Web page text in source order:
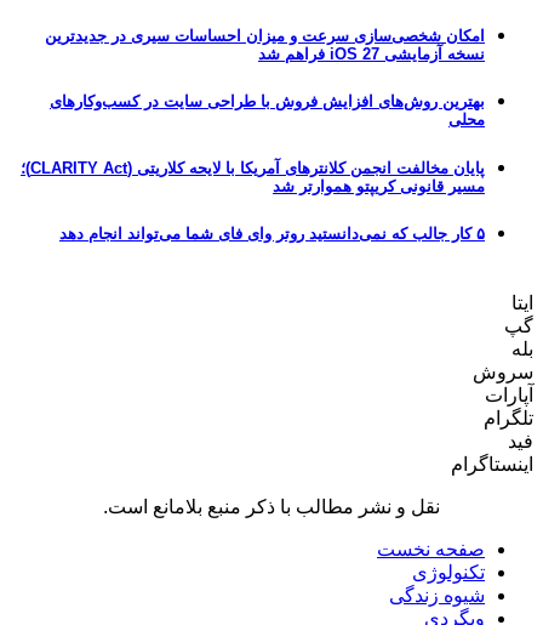
امکان شخصی‌سازی سرعت و میزان احساسات سیری در جدیدترین
نسخه آزمایشی iOS 27 فراهم شد
بهترین روش‌های افزایش فروش با طراحی سایت در کسب‌وکارهای
محلی
پایان مخالفت انجمن کلانترهای آمریکا با لایحه کلاریتی (CLARITY Act)؛
مسیر قانونی کریپتو هموارتر شد
۵ کار جالب که نمی‌دانستید روتر وای فای شما می‌تواند انجام دهد
ایتا
گپ
بله
سروش
آپارات
تلگرام
فید
اینستاگرام
نقل و نشر مطالب با ذکر منبع بلامانع است.
صفحه نخست
تکنولوژی
شیوه زندگی
وبگردی